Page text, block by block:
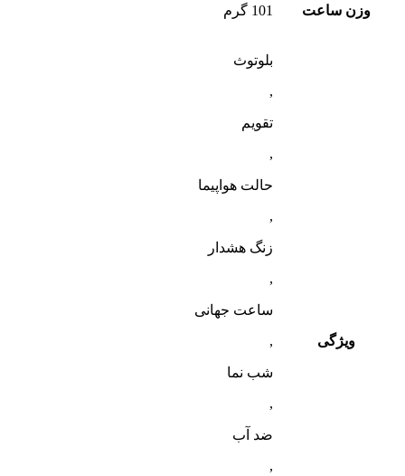
وزن ساعت 101 گرم
ویژگی
بلوتوث
,
تقویم
,
حالت هواپیما
,
زنگ هشدار
,
ساعت جهانی
,
شب‌ نما
,
ضد آب
,